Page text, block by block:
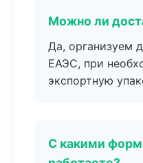
Можно ли
Да, организуем
ЕАЭС, при
экспортную
С какими